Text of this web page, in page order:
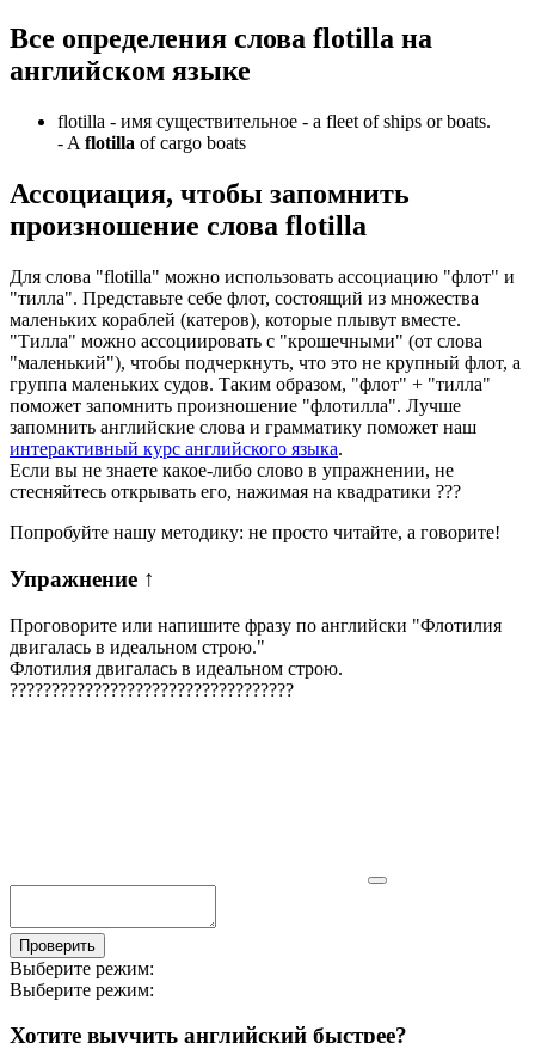
Все определения слова flotilla на
английском языке
flotilla - имя существительное - a fleet of ships or boats.
- A flotilla of cargo boats
Ассоциация, чтобы запомнить
произношение слова flotilla
Для слова "flotilla" можно использовать ассоциацию "флот" и
"тилла". Представьте себе флот, состоящий из множества
маленьких кораблей (катеров), которые плывут вместе.
"Тилла" можно ассоциировать с "крошечными" (от слова
"маленький"), чтобы подчеркнуть, что это не крупный флот, а
группа маленьких судов. Таким образом, "флот" + "тилла"
поможет запомнить произношение "флотилла". Лучше
запомнить английские слова и грамматику поможет наш
интерактивный курс английского языка.
Если вы не знаете какое-либо слово в упражнении, не
стесняйтесь открывать его, нажимая на квадратики ???
Попробуйте нашу методику: не просто читайте, а говорите!
Упражнение ↑
Проговорите или напишите фразу по английски "Флотилия
двигалась в идеальном строю."
Флотилия двигалась в идеальном строю.
??????????????????????????????????
Проверить
Выберите режим:
Выберите режим:
Хотите выучить английский быстрее?